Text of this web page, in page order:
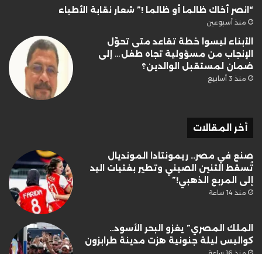
“انصر أخاك ظالما أو ظالما !” شعار نقابة الأطباء
منذ أسبوعين
الأبناء ليسوا خطة تقاعد متى تحوّل
الإنجاب من مسؤولية تجاه طفل… إلى
ضمان لمستقبل الوالدين؟
منذ 3 أسابيع
أخر المقالات
صنع في مصر.. ريمونتادا المونديال
تُسقط التنين الصيني وتطير بفتيات اليد
إلى المربع الذهبي!”
منذ 14 ساعة
الملك المصري” يغزو البحر الأسود..
كواليس ليلة جنونية هزت مدينة طرابزون